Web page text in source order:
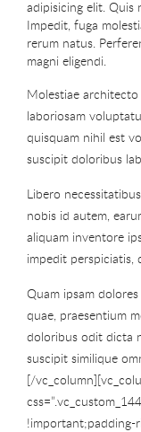
adipisicing elit. Quis
Impedit, fuga
rerum natus.
magni eligendi.
Molestiae
laboriosam
quisquam nihil est
suscipit doloribus
Libero
nobis id autem,
aliquam inventore
impedit perspiciatis,
Quam ipsam
quae, praesentium
doloribus odit dicta
suscipit similique
[/
!important;padding-